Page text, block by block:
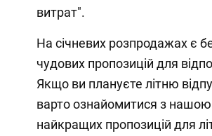
витрат".
На січневих розпродажах є
чудових пропозицій для
Якщо ви плануєте літню
варто ознайомитися з
найкращих пропозицій для